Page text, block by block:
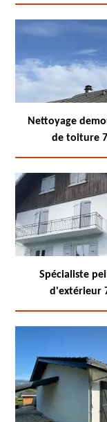
Nettoyage
de toiture
Spécialiste
d'extérieur